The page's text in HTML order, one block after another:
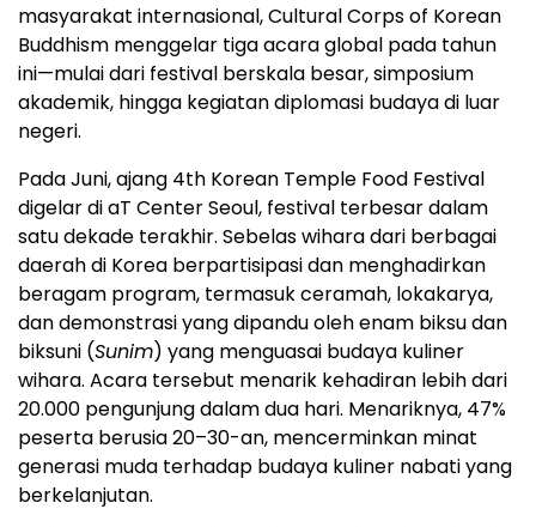
masyarakat internasional, Cultural Corps of Korean
Buddhism menggelar tiga acara global pada tahun
ini—mulai dari festival berskala besar, simposium
akademik, hingga kegiatan diplomasi budaya di luar
negeri.
Pada Juni, ajang 4th Korean Temple Food Festival
digelar di aT Center Seoul, festival terbesar dalam
satu dekade terakhir. Sebelas wihara dari berbagai
daerah di Korea berpartisipasi dan menghadirkan
beragam program, termasuk ceramah, lokakarya,
dan demonstrasi yang dipandu oleh enam biksu dan
biksuni (Sunim) yang menguasai budaya kuliner
wihara. Acara tersebut menarik kehadiran lebih dari
20.000 pengunjung dalam dua hari. Menariknya, 47%
peserta berusia 20–30-an, mencerminkan minat
generasi muda terhadap budaya kuliner nabati yang
berkelanjutan.